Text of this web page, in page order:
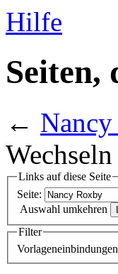
Hilfe
Seiten,
←
Links auf diese Seite
Seite:
Auswahl umkehren
Filter
Vorlageneinbindungen